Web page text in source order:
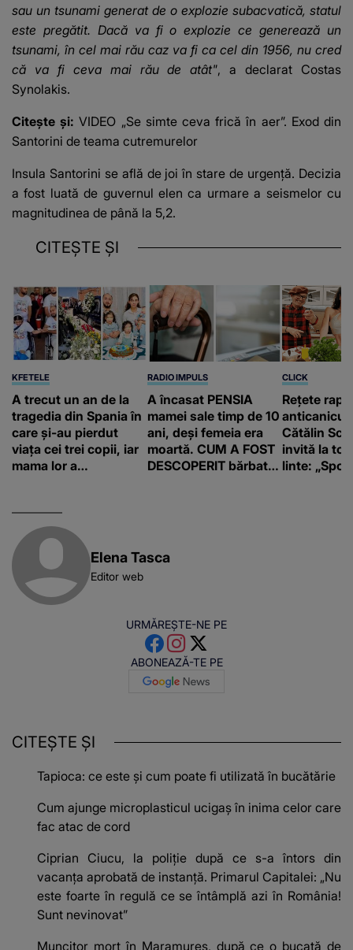
sau un tsunami generat de o explozie subacvatică, statul
este pregătit. Dacă va fi o explozie ce generează un
tsunami, în cel mai rău caz va fi ca cel din 1956, nu cred
că va fi ceva mai rău de atât", a declarat Costas
Synolakis.
Citește și:VIDEO „Se simte ceva frică în aer”. Exod din
Santorini de teama cutremurelor
Insula Santorini se află de joi în stare de urgență. Decizia
a fost luată de guvernul elen ca urmare a seismelor cu
magnitudinea de până la 5,2.
CITEȘTE ȘI
KFETELE
A trecut un an de la
tragedia din Spania în
care și-au pierdut
viața cei trei copii, iar
mama lor a…
RADIO IMPULS
A încasat PENSIA
mamei sale timp de 10
ani, deși femeia era
moartă. CUM A FOST
DESCOPERIT bărbatul
CLICK
Rețete
Cătălin
invită la
linte: „Spor
Elena Tasca
Editor web
URMĂREȘTE-NE PE
ABONEAZĂ-TE PE
CITEȘTE ȘI
Tapioca: ce este și cum poate fi utilizată în bucătărie
Cum ajunge microplasticul ucigaș în inima celor care
fac atac de cord
Ciprian Ciucu, la poliție după ce s-a întors din
vacanța aprobată de instanță. Primarul Capitalei: „Nu
este foarte în regulă ce se întâmplă azi în România!
Sunt nevinovat”
Muncitor mort în Maramureș, după ce o bucată de